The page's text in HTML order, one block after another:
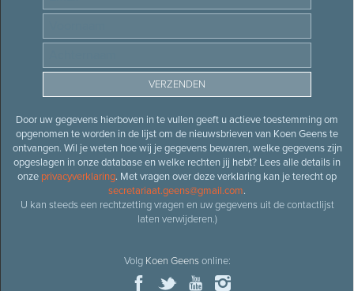
Door uw gegevens hierboven in te vullen geeft u actieve toestemming om
opgenomen te worden in de lijst om de nieuwsbrieven van Koen Geens te
ontvangen. Wil je weten hoe wij je gegevens bewaren, welke gegevens zijn
opgeslagen in onze database en welke rechten jij hebt? Lees alle details in
onze privacyverklaring. Met vragen over deze verklaring kan je terecht op
secretariaat.geens@gmail.com.
U kan steeds een rechtzetting vragen en uw gegevens uit de contactlijst
laten verwijderen.)
Volg Koen Geensonline: